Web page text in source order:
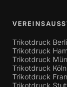
Trikotdruck
Trikotdruck
Trikotdruck
Trikotdruck Köln
Trikotdruck
Trikotdruck